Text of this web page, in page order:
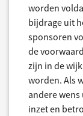
worden
bijdrage uit
sponsoren
de
zijn in de
worden. Als
andere
inzet en